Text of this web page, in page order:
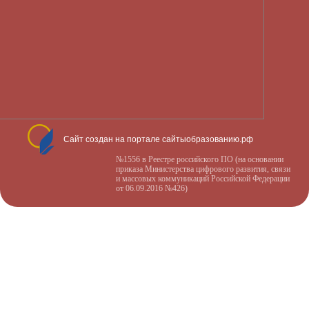
Сайт создан на портале сайтыобразованию.рф
№1556 в Реестре российского ПО (на основании
приказа Министерства цифрового развития, связи
и массовых коммуникаций Российской Федерации
от 06.09.2016 №426)